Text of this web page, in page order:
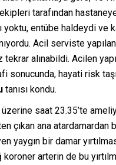
tarafından
yoktu, entübe haldeydi ve
Acil serviste
tekrar alınabildi. Acilen
sonucunda, hayati risk
tanısı kondu.
saat 23.35’te
çıkan ana atardamardan
yaygın bir damar
arterin de bu